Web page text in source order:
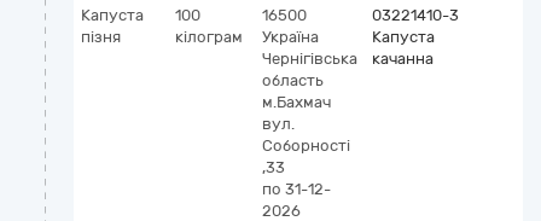
Капуста
пізня
100
кілограм
16500
Україна
Чернігівська
область
м.Бахмач
вул.
Соборності
,33
по 31-12-
2026
03221410-3
Капуста
качанна